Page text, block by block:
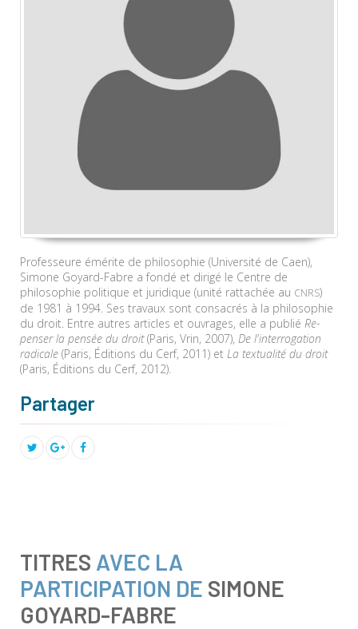
Professeure émérite de philosophie (Université de Caen),
Simone Goyard-Fabre a fondé et dirigé le Centre de
philosophie politique et juridique (unité rattachée au CNRS)
de 1981 à 1994. Ses travaux sont consacrés à la philosophie
du droit. Entre autres articles et ouvrages, elle a publié Re-
penser la pensée du droit(Paris, Vrin, 2007), De l'interrogation
radicale (Paris, Éditions du Cerf, 2011) et La textualité du droit
(Paris, Éditions du Cerf, 2012).
Partager
TITRES AVEC LA
PARTICIPATION DE SIMONE
GOYARD-FABRE